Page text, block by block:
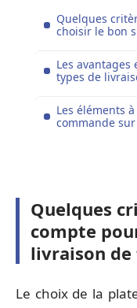
Quelques
choisir le bon
Les
types de
Les éléments
commande
Quelques
compte
livraison de
Le choix de la